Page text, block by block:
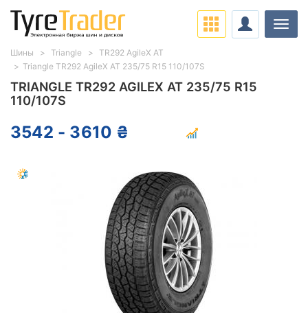
TRIANGLE TR292 AGILEX AT 235/75 R15
110/107S
3542 - 3610 ₴
Шины Triangle
TR292 AgileX AT
Triangle TR292 AgileX AT 235/75 R15 110/107S